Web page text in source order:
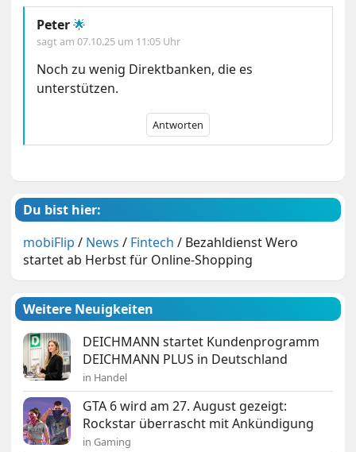
Peter🌟
sagt am07.10.25 um 11:05 Uhr
Noch zu wenig Direktbanken, die es
unterstützen.
Antworten
Du bist hier:
mobiFlip / News / Fintech / Bezahldienst Wero
startet ab Herbst für Online-Shopping
Weitere Neuigkeiten
DEICHMANN startet Kundenprogramm
DEICHMANN PLUS in Deutschland
in Handel
GTA 6 wird am 27. August gezeigt:
Rockstar überrascht mit Ankündigung
in Gaming